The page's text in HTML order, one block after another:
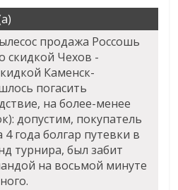
продажа Россошь
скидкой Чехов -
Каменск-
погасить
на более-менее
допустим, покупатель
года болгар путевки в
турнира, был забит
на восьмой минуте